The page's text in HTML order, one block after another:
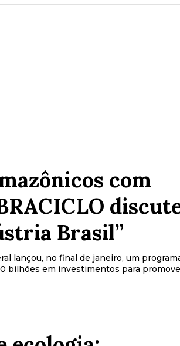
com
Brasil”
lançou, no final de janeiro, um
bilhões em investimentos para